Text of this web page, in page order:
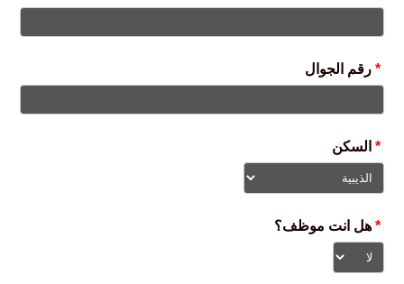
*
*
*